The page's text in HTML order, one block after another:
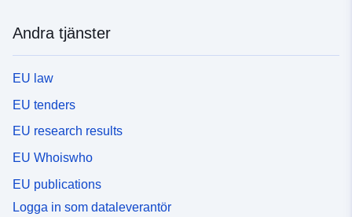
Andra tjänster
EU law
EU tenders
EU research results
EU Whoiswho
EU publications
Logga in som dataleverantör